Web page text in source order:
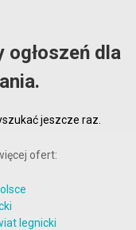
ogłoszeń dla
jeszcze raz.
ofert:
legnicki